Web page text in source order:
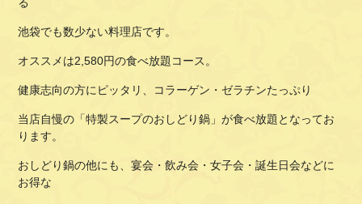
池袋でも数少ない料理店です。
オススメは2,580円の食べ放題コース。
健康志向の方にピッタリ、コラーゲン・ゼラチンたっぷり
当店自慢の「特製スープのおしどり鍋」が食べ放題となってお
ります。
おしどり鍋の他にも、宴会・飲み会・女子会・誕生日会などに
お得な